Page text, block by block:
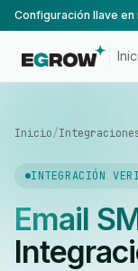
Inicio/
INTEGRACIÓN
Email